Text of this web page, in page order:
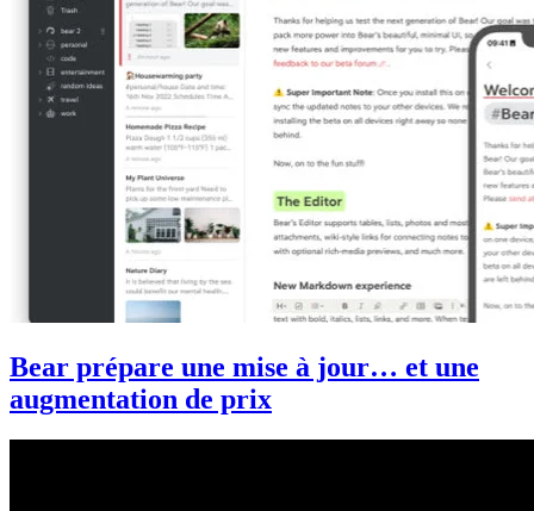
Bear prépare une mise à jour… et une
augmentation de prix